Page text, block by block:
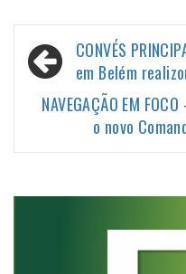
Navegação
de
Post
CONVÉS
em Belém
NAVEGAÇÃO EM
o novo